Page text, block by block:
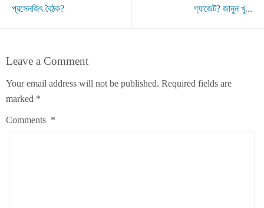
প্রসেনজিৎ বৈঠক?
গ্যাজেট? জানুন খু...
Leave a Comment
Your email address will not be published. Required fields are
marked *
Comments *